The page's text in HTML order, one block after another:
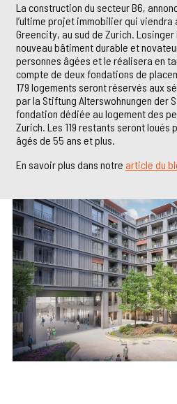
La construction du secteur B6,
l’ultime projet immobilier qui
Greencity, au sud de Zurich.
nouveau bâtiment durable et
personnes âgées et le réalisera en
compte de deux fondations de
179 logements seront réservés aux
par la Stiftung Alterswohnungen der
fondation dédiée au logement des
Zurich. Les 119 restants seront
âgés de 55 ans et plus.
En savoir plus dans notre article du